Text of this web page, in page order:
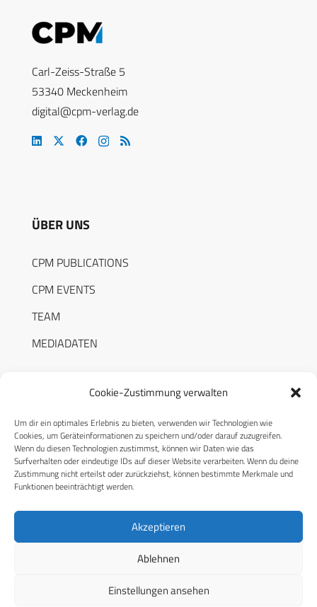
Cookie-Zustimmung verwalten
Um dir ein optimales Erlebnis zu bieten, verwenden wir Technologien wie
Cookies, um Geräteinformationen zu speichern und/oder darauf zuzugreifen.
Wenn du diesen Technologien zustimmst, können wir Daten wie das
Surfverhalten oder eindeutige IDs auf dieser Website verarbeiten. Wenn du deine
Zustimmung nicht erteilst oder zurückziehst, können bestimmte Merkmale und
Funktionen beeinträchtigt werden.
Akzeptieren
Ablehnen
Einstellungen ansehen
Carl-Zeiss-Straße 5
53340 Meckenheim
digital@cpm-verlag.de
ÜBER UNS
CPM PUBLICATIONS
CPM EVENTS
TEAM
MEDIADATEN
RECHTLICHES
Datenschutzerklärung
Cookie-Richtlinie (EU)